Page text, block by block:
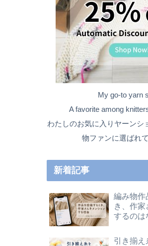
My go-to yarn
A favorite among
わたしのお気に入りヤーンシ
物ファンに選ばれて
新着記事
編み物作
き、作家
するのは
引き揃え